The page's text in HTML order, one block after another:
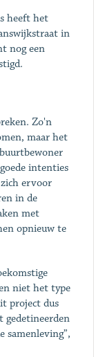
heeft het
in
nog een
Zo'n
maar het
intenties
ervoor
in de
met
opnieuw te
niet het type
project dus
gedetineerden
samenleving”,